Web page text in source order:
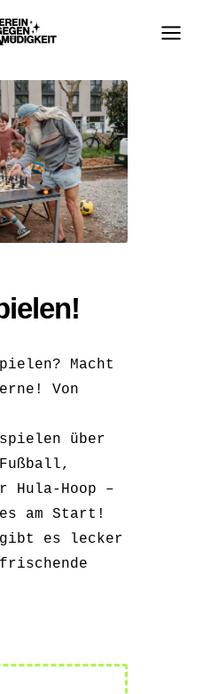
Macht
Von
über
Hula-Hoop –
am Start!
es lecker